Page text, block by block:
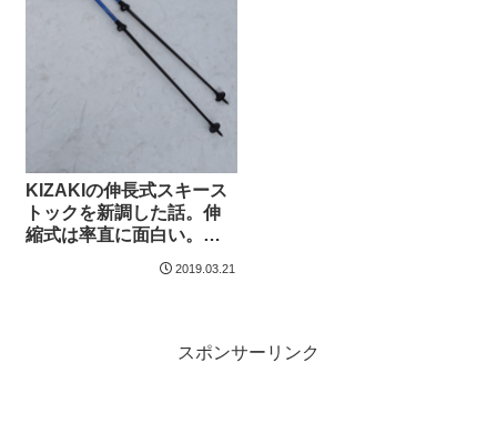
KIZAKIの伸長式スキース
トックを新調した話。伸
縮式は率直に面白い。
2019.03.21
スポンサーリンク